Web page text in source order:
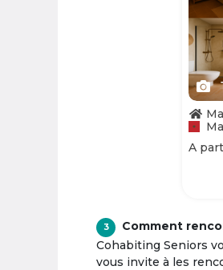
A
3
Comment
Cohabiting Seniors
vous invite à les